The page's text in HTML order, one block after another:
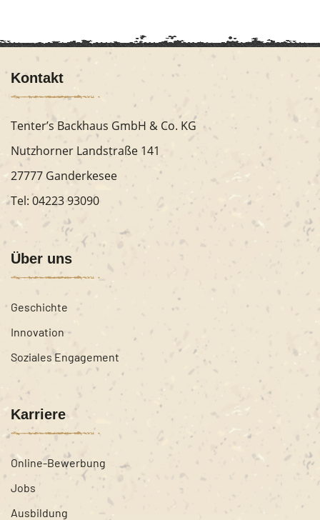
Kontakt
Tenter’s Backhaus GmbH & Co. KG
Nutzhorner Landstraße 141
27777 Ganderkesee
Tel: 04223 93090
Über uns
Geschichte
Innovation
Soziales Engagement
Karriere
Online-Bewerbung
Jobs
Ausbildung